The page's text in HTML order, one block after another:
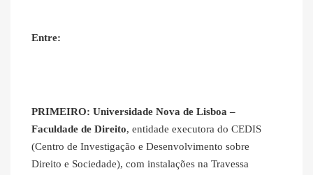
Entre:
PRIMEIRO: Universidade Nova de Lisboa –
Faculdade de Direito, entidade executora do CEDIS
(Centro de Investigação e Desenvolvimento sobre
Direito e Sociedade), com instalações na Travessa